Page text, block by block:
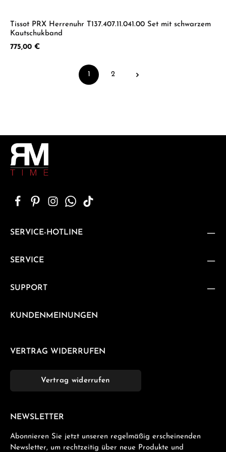
Tissot PRX Herrenuhr T137.407.11.041.00 Set mit schwarzem
Kautschukband
Regulärer Preis:
775,00 €
Seite
1 2
SERVICE-HOTLINE
SERVICE
SUPPORT
KUNDENMEINUNGEN
VERTRAG WIDERRUFEN
Vertrag widerrufen
NEWSLETTER
Abonnieren Sie jetzt unseren regelmäßig erscheinenden
Newsletter, um rechtzeitig über neue Produkte und